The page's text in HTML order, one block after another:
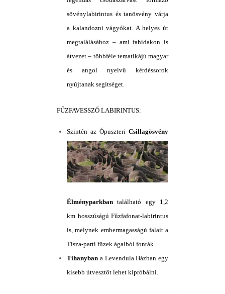
sövénylabirintus és tanösvény várja
a kalandozni vágyókat. A helyes út
megtalálásához – ami fahidakon is
átvezet – többféle tematikájú magyar
és angol nyelvű kérdéssorok
nyújtanak segítséget.
FŰZFAVESSZŐ LABIRINTUS:
Szintén az Ópuszteri Csillagösvény
Élményparkban található egy 1,2
km hosszúságú Fűzfafonat-labirintus
is, melynek embermagasságú falait a
Tisza-parti füzek ágaiból fonták.
Tihanyban a Levendula Házban egy
kisebb útvesztőt lehet kipróbálni.